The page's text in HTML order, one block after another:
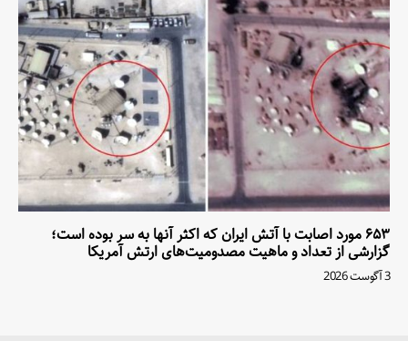
۶۵۳ مورد اصابت با آتش ایران که اکثر آنها به سر بوده است؛
گزارشی از تعداد و ماهیت مصدومیت‌های ارتش آمریکا
3 آگوست 2026